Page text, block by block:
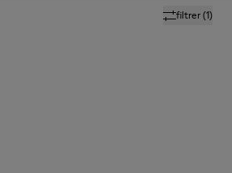
filtrer(1)